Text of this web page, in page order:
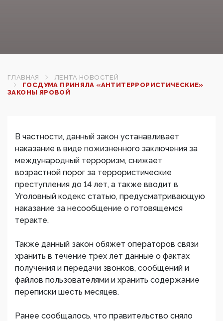
ГЛАВНАЯ
ЛЕНТА НОВОСТЕЙ
ГОСДУМА ПРИНЯЛА «АНТИТЕРРОРИСТИЧЕСКИЕ»
ЗАКОНЫ ЯРОВОЙ
В частности, данный закон устанавливает
наказание в виде пожизненного заключения за
международный терроризм, снижает
возрастной порог за террористические
преступления до 14 лет, а также вводит в
Уголовный кодекс статью, предусматривающую
наказание за несообщение о готовящемся
теракте.
Также данный закон обяжет операторов связи
хранить в течение трех лет данные о фактах
получения и передачи звонков, сообщений и
файлов пользователями и хранить содержание
переписки шесть месяцев.
Ранее сообщалось, что правительство сняло